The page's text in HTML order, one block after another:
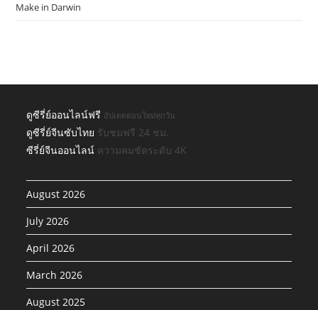
Make in Darwin
ดูซีรี่ย์ออนไลน์ฟรี อัปเดตตอนใหม่ทุกวัน
ดูซีรี่ย์จีนซับไทย รับชมฟรี 24 ชม.
ซีรี่ย์จีนออนไลน์ ความคมชัดระดับ 4K
August 2026
July 2026
April 2026
March 2026
August 2025